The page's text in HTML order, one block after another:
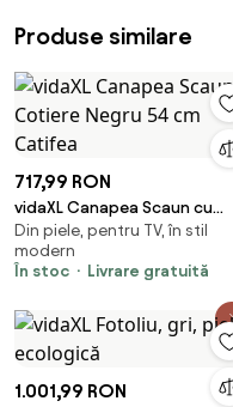
Produse similare
717,99 RON
vidaXL Canapea Scaun cu
Cotiere Negru 54 cm Catifea
Din piele, pentru TV, în stil
modern
În stoc
Livrare gratuită
1.001,99 RON